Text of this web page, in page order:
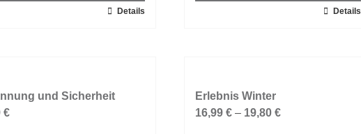
Details
auf.
Die
Details
und Sicherheit
€
Erlebnis Winter
16,99 € – 19,80 €